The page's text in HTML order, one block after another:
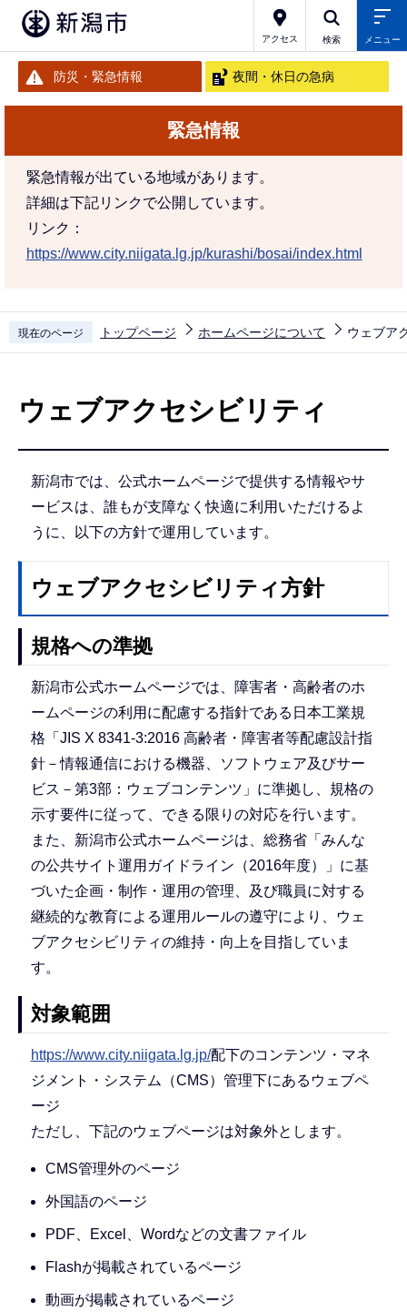
アクセス 検索 メニュー
防災・緊急情報 夜間・休日の急病
緊急情報
緊急情報が出ている地域があります。
詳細は下記リンクで公開しています。
リンク：
https://www.city.niigata.lg.jp/kurashi/bosai/index.html
現在のページ トップページ ホームページについて ウェブア
ウェブアクセシビリティ
新潟市では、公式ホームページで提供する情報やサ
ービスは、誰もが支障なく快適に利用いただけるよ
うに、以下の方針で運用しています。
ウェブアクセシビリティ方針
規格への準拠
新潟市公式ホームページでは、障害者・高齢者のホ
ームページの利用に配慮する指針である日本工業規
格「JIS X 8341-3:2016 高齢者・障害者等配慮設計指
針－情報通信における機器、ソフトウェア及びサー
ビス－第3部：ウェブコンテンツ」に準拠し、規格の
示す要件に従って、できる限りの対応を行います。
また、新潟市公式ホームページは、総務省「みんな
の公共サイト運用ガイドライン（2016年度）」に基
づいた企画・制作・運用の管理、及び職員に対する
継続的な教育による運用ルールの遵守により、ウェ
ブアクセシビリティの維持・向上を目指していま
す。
対象範囲
https://www.city.niigata.lg.jp/配下のコンテンツ・マネ
ジメント・システム（CMS）管理下にあるウェブペ
ージ
ただし、下記のウェブページは対象外とします。
CMS管理外のページ
外国語のページ
PDF、Excel、Wordなどの文書ファイル
Flashが掲載されているページ
動画が掲載されているページ